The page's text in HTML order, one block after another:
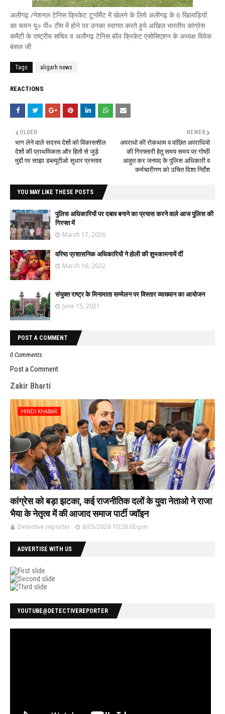
अलीगढ़ /नेशनल टेनिस क्रिकेट टूर्नामैंट में खेलने के लिये अलीगढ़ के 6 खिलाड़ियों
का चयन यू० पी० टीम में होने पर उनका स्वागत करते हुये अखिल भारतीय कांग्रेस
कमैटी के राष्ट्रीय सचिव व अलीगढ़ टेनिस बॉल क्रिकेट एसोसिएशन के अध्यक्ष विवेक
बंसल जी
Tags aligarh news
REACTIONS
NEWER
अपराधो की रोकथाम व वांछित अपराधियो
की गिरफ्तारी हेतु समय समय पर गोष्ठी
आहुत कर जनपद के पुलिस अधिकारी व
कर्मचारीगण को उचित दिशा निर्देश
OLDER
भाग लेने वाले सदस्‍य देशों को विकासशील
देशों की प्राथमिकता और हितों से जुड़े
मुद्दों पर साझा डब्ल्यूटीओ सुधार प्रस्ताव
YOU MAY LIKE THESE POSTS
पुलिस अधिकारियों पर दबाव बनाने का प्रयास करने वाले आज पुलिस की
गिरफ्त में
March 17, 2026
वरिष्ठ प्रशासनिक अधिकारियों ने होली की शुभकामनायें दीं
March 16, 2022
संयुक्त राष्ट्र के मिनामाता सम्मेलन पर विस्तार व्याख्यान का आयोजन
June 15, 2021
POST A COMMENT
0 Comments
Post a Comment
Zakir Bharti
HINDI KHABAR
कांग्रेस को बड़ा झटका, कई राजनीतिक दलों के युवा नेताओ ने राजा
भैया के नेतृत्व में की आजाद समाज पार्टी ज्वॉइन
Detective reporter 8/03/2026 10:28:00 pm
ADVERTISE WITH US
YOUTUBE@DETECTIVEREPORTER